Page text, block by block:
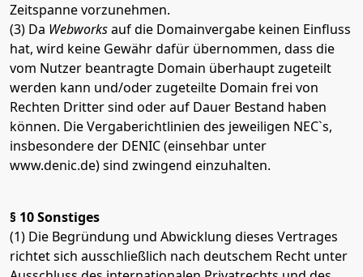
Zeitspanne vorzunehmen.
(3) Da Webworksauf die Domainvergabe keinen Einfluss
hat, wird keine Gewähr dafür übernommen, dass die
vom Nutzer beantragte Domain überhaupt zugeteilt
werden kann und/oder zugeteilte Domain frei von
Rechten Dritter sind oder auf Dauer Bestand haben
können. Die Vergaberichtlinien des jeweiligen NEC`s,
insbesondere der DENIC (einsehbar unter
www.denic.de) sind zwingend einzuhalten.
§ 10 Sonstiges
(1) Die Begründung und Abwicklung dieses Vertrages
richtet sich ausschließlich nach deutschem Recht unter